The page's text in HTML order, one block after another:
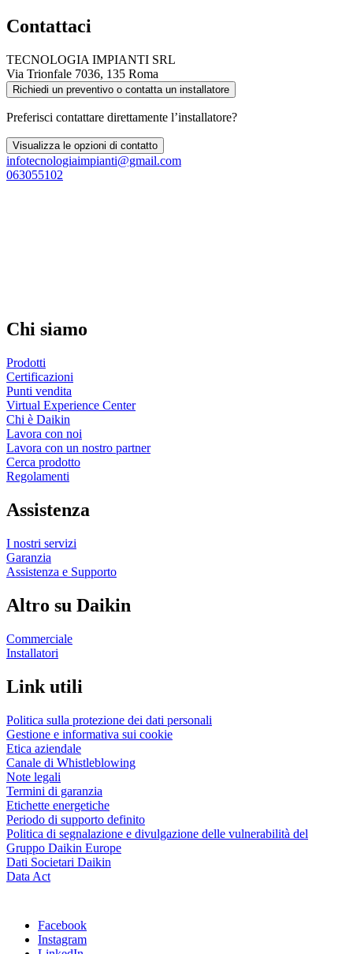
Contattaci
TECNOLOGIA IMPIANTI SRL
Via Trionfale 7036, 135 Roma
Richiedi un preventivo o contatta un installatore
Preferisci contattare direttamente l’installatore?
Visualizza le opzioni di contatto
infotecnologiaimpianti@gmail.com
063055102
Chi siamo
Prodotti
Certificazioni
Punti vendita
Virtual Experience Center
Chi è Daikin
Lavora con noi
Lavora con un nostro partner
Cerca prodotto
Regolamenti
Assistenza
I nostri servizi
Garanzia
Assistenza e Supporto
Altro su Daikin
Commerciale
Installatori
Link utili
Politica sulla protezione dei dati personali
Gestione e informativa sui cookie
Etica aziendale
Canale di Whistleblowing
Note legali
Termini di garanzia
Etichette energetiche
Periodo di supporto definito
Politica di segnalazione e divulgazione delle vulnerabilità del
Gruppo Daikin Europe
Dati Societari Daikin
Data Act
Facebook
Instagram